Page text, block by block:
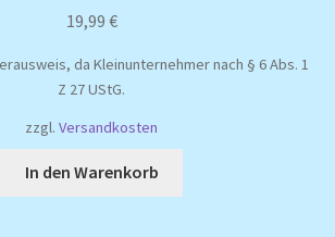
19,99 €
da Kleinunternehmer nach § 6 Abs. 1
Z 27 UStG.
zzgl. Versandkosten
In den Warenkorb